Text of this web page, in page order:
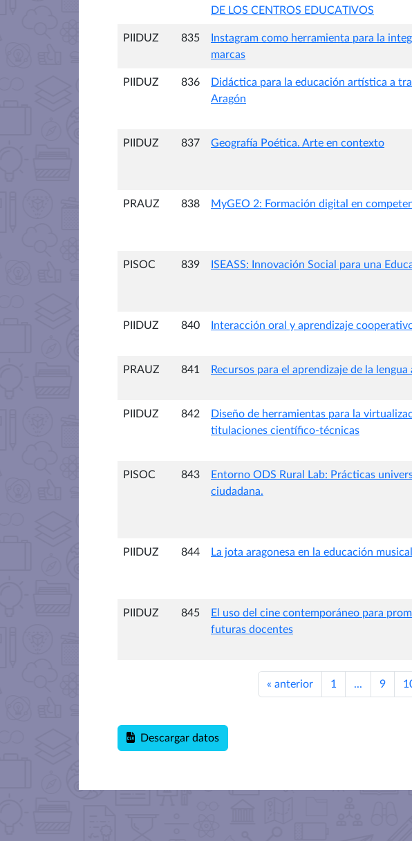
DE LOS CENTROS EDUCATIVOS
PIIDUZ 835
Instagram como herramienta para la
marcas
PIIDUZ 836
Didáctica para la educación artística a
Aragón
PIIDUZ 837 Geografía Poética. Arte en contexto
PRAUZ 838 MyGEO 2: Formación digital en
PISOC 839 ISEASS: Innovación Social para una
PIIDUZ 840 Interacción oral y aprendizaje
PRAUZ 841 Recursos para el aprendizaje de la
PIIDUZ 842
Diseño de herramientas para la
titulaciones científico-técnicas
PISOC 843
Entorno ODS Rural Lab: Prácticas
ciudadana.
PIIDUZ 844 La jota aragonesa en la educación
PIIDUZ 845
El uso del cine contemporáneo para
futuras docentes
« anterior 1 ... 9
Descargar datos